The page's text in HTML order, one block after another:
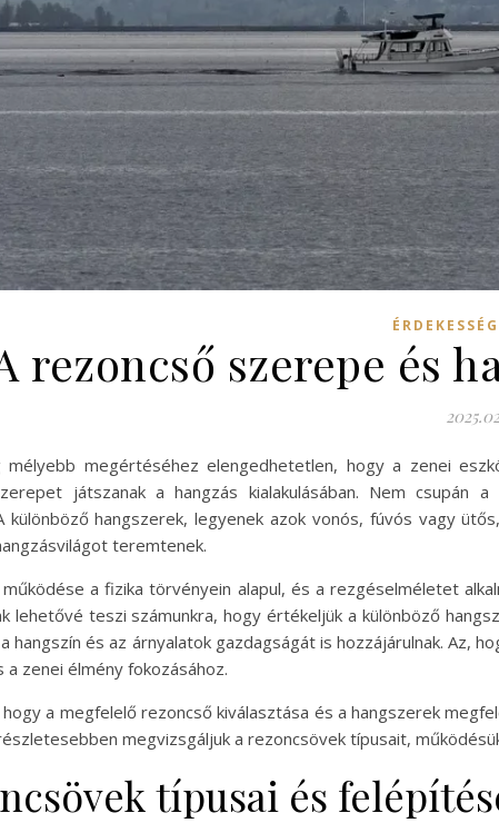
rezoncső szerepe és
mélyebb megértéséhez elengedhetetlen, hogy a zenei
játszanak a hangzás kialakulásában. Nem
különböző hangszerek, legyenek azok vonós, fúvós vagy
teremtenek.
a fizika törvényein alapul, és a rezgéselméletet
lehetővé teszi számunkra, hogy értékeljük a különböző
hangszín és az árnyalatok gazdagságát is hozzájárulnak. Az,
a zenei élmény fokozásához.
a megfelelő rezoncső kiválasztása és a hangszerek
megvizsgáljuk a rezoncsövek típusait,
típusai és